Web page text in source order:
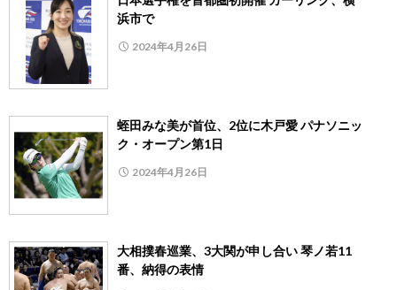
浜市で
2024年4月26日
蛭田みな美が首位、2位に木戸愛 パナソニッ
ク・オープン第1日
2024年4月26日
大相撲春巡業、3大関が申し合い 琴ノ若11
番、納得の表情